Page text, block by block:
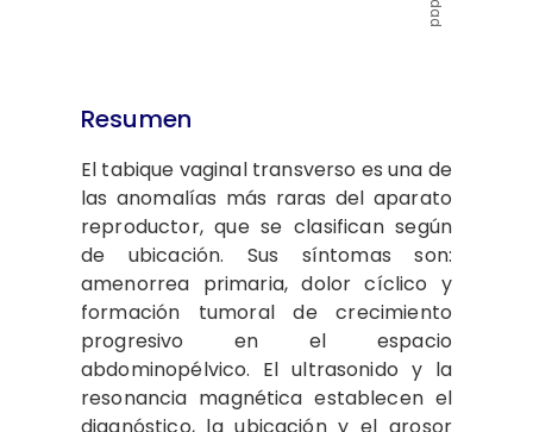
Resumen
El tabique vaginal transverso es una de
las anomalías más raras del aparato
reproductor, que se clasifican según
de ubicación. Sus síntomas son:
amenorrea primaria, dolor cíclico y
formación tumoral de crecimiento
progresivo en el espacio
abdominopélvico. El ultrasonido y la
resonancia magnética establecen el